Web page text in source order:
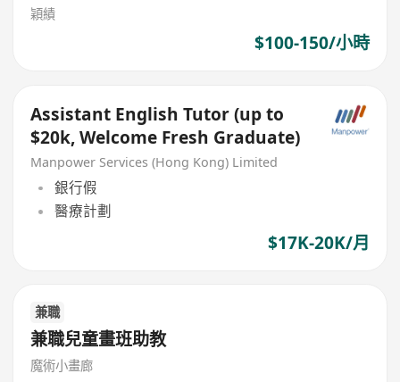
穎績
$100-150/小時
Assistant English Tutor (up to
$20k, Welcome Fresh Graduate)
Manpower Services (Hong Kong) Limited
銀行假
醫療計劃
$17K-20K/月
兼職
兼職兒童畫班助教
魔術小畫廊